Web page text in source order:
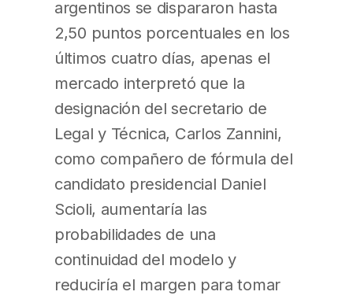
argentinos se dispararon hasta
2,50 puntos porcentuales en los
últimos cuatro días, apenas el
mercado interpretó que la
designación del secretario de
Legal y Técnica, Carlos Zannini,
como compañero de fórmula del
candidato presidencial Daniel
Scioli, aumentaría las
probabilidades de una
continuidad del modelo y
reduciría el margen para tomar